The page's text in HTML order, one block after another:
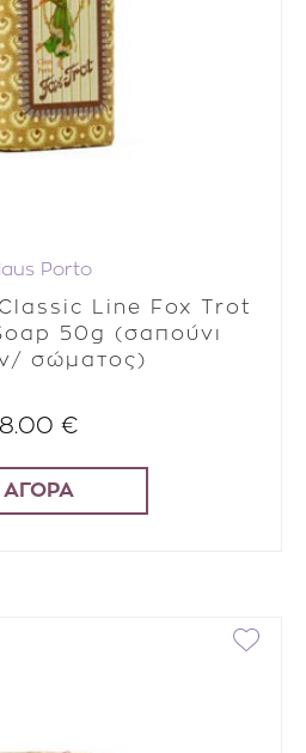
Porto
Line Fox Trot
50g (σαπούνι
σώματος)
8.00 €
ΑΓΟΡΑ